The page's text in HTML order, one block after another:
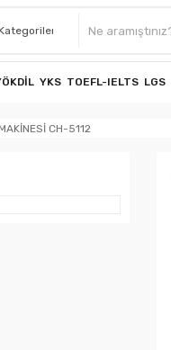
YKS TOEFL-IELTS LGS
CH-5112